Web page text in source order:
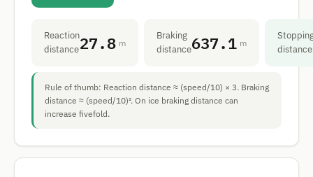
Reaction
distance27.8 m
Braking
distance637.1 m
distance
Rule of thumb: Reaction distance ≈ (speed/10) × 3. Braking
distance ≈ (speed/10)². On ice braking distance can
increase fivefold.